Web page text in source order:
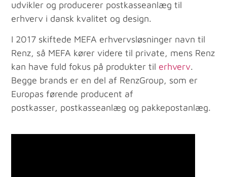
udvikler og producerer postkasseanlæg til
erhverv i dansk kvalitet og design.
I 2017 skiftede MEFA erhvervsløsninger navn til
Renz, så MEFA kører videre til private, mens Renz
kan have fuld fokus på produkter til erhverv.
Begge brands er en del af RenzGroup, som er
Europas førende producent af
postkasser, postkasseanlæg og pakkepostanlæg.